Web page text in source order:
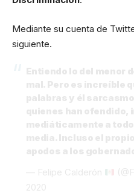
Mediante su cuenta de
siguiente.